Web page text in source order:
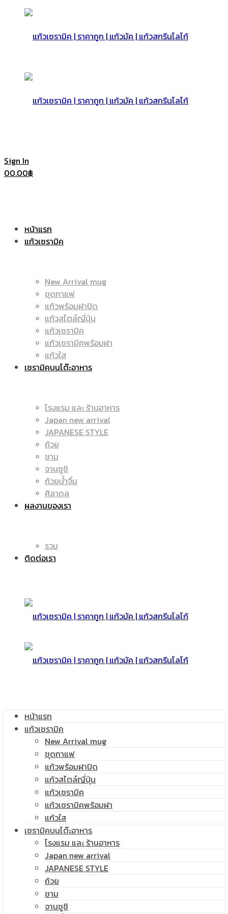
|
แก้ว
แก้ว
สกรีน
ราคา
แก้ว
|
แก้ว
สกรีน
Sign In
00.00฿
หน้าแรก
แก้วเซรามิค
New Arrival mug
ชุดกาแฟ
แก้วพร้อมฝาปิด
แก้วสไตล์ญี่ปุ่น
แก้วเซรามิค
แก้วเซรามิคพร้อมฝา
แก้วใส
เซรามิคบนโต๊ะอาหาร
โรงแรม และ ร้านอาหาร
Japan new arrival
JAPANESE STYLE
ถ้วย
ชาม
จานซูชิ
ถ้วยน้ำจิ้ม
ศิลาดล
ผลงานของเรา
รวม
ติดต่อเรา
หน้าแรก
แก้วเซรามิค
New Arrival mug
ชุดกาแฟ
แก้วพร้อมฝาปิด
แก้วสไตล์ญี่ปุ่น
แก้วเซรามิค
แก้วเซรามิคพร้อมฝา
แก้วใส
เซรามิคบนโต๊ะอาหาร
โรงแรม และ ร้านอาหาร
Japan new arrival
JAPANESE STYLE
ถ้วย
ชาม
จานซูชิ